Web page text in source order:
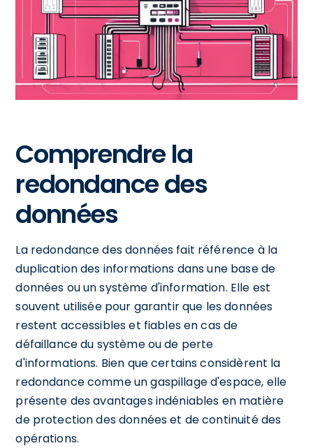
Comprendre la
redondance des
données
La redondance des données fait référence à la
duplication des informations dans une base de
données ou un système d'information. Elle est
souvent utilisée pour garantir que les données
restent accessibles et fiables en cas de
défaillance du système ou de perte
d'informations. Bien que certains considèrent la
redondance comme un gaspillage d'espace, elle
présente des avantages indéniables en matière
de protection des données et de continuité des
opérations.